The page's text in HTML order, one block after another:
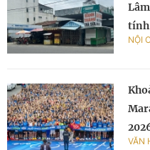
tính
NỘI
VĂN